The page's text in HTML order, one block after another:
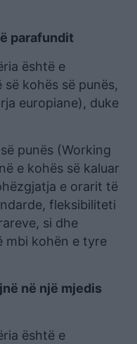
parafundit
është e
kohës së punës,
europiane), duke
punës (Working
e kohës së kaluar
e orarit të
fleksibiliteti
si dhe
mbi kohën e tyre
në një mjedis
është e